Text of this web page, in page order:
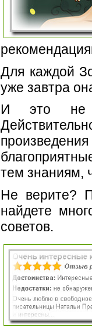
Для каждой
уже завтра
И это не
тем знаниям,
Не верите?
найдете
советов.